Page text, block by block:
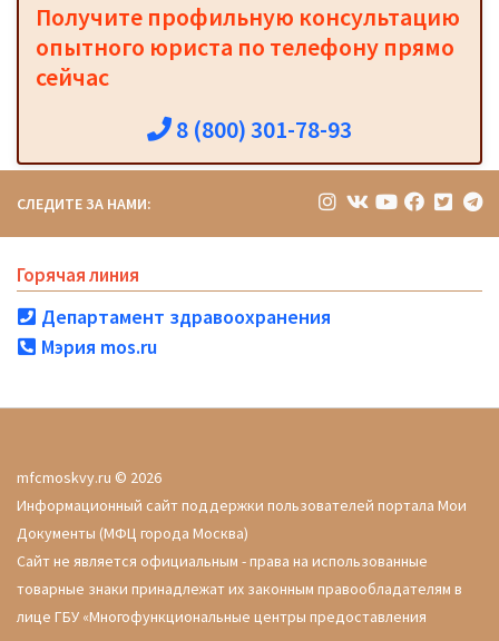
Получите профильную консультацию
опытного юриста по телефону прямо
сейчас
8 (800) 301-78-93
СЛЕДИТЕ ЗА НАМИ:
Горячая линия
Департамент здравоохранения
Мэрия mos.ru
mfcmoskvy.ru © 2026
Информационный сайт поддержки пользователей портала Мои
Документы (МФЦ города Москва)
Сайт не является официальным - права на использованные
товарные знаки принадлежат их законным правообладателям в
лице ГБУ «Многофункциональные центры предоставления